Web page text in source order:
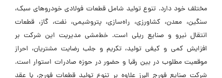
مختلف خود دارد. تنوع تولید شامل قطعات فولادی خودروهای سبک،
سنگین، معدن، کشاورزی، راه‌سازی، پتروشیمی، نفت، گاز، قطعات
انتقال نیرو و صنایع ریلی است. خط‌مشی مدیریت این شرکت بر
افزایش کمی و کیفی تولید، تکریم و جلب رضایت مشتریان، احراز
موقعیت مطلوب در بین رقبا و حضور در حوزه صادرات استوار است.
شرکت صنایع فورج البرز علاوه بر تنوع تولید قطعات فورج، با عقد